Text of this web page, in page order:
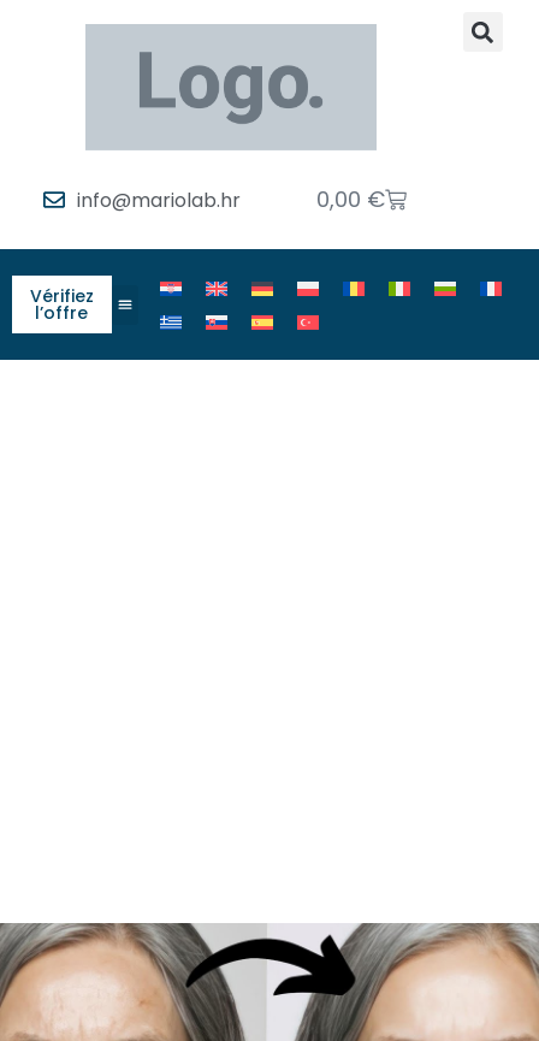
info@mariolab.hr 0,00 €
Vérifiez
l’offre